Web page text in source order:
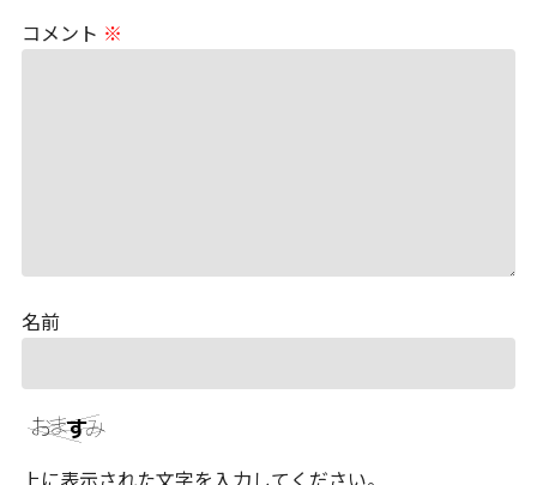
コメント ※
名前
上に表示された文字を入力してください。